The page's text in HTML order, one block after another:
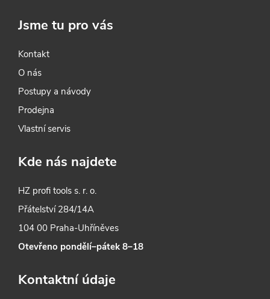
Jsme tu pro vás
Kontakt
O nás
Postupy a návody
Prodejna
Vlastní servis
Kde nás najdete
HZ profi tools s. r. o.
Přátelství 284/14A
104 00 Praha-Uhříněves
Otevřeno pondělí–pátek 8–18
Kontaktní údaje